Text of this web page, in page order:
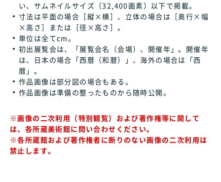
い、サムネイルサイズ（32,400画素）以下で掲載。
寸法は平面の場合［縦×横］、立体の場合は［奥行×幅
×高さ］または［径×高さ］。
単位は全てcm。
初出展覧会は、「展覧会名（会場）、開催年」。開催年
は、日本の場合「西暦（和暦）」、海外の場合は「西
暦」。
作品画像は部分図の場合もある。
作品画像は準備の整ったものから随時公開。
※画像の二次利用（特別観覧）および著作権等に関して
は、各所蔵美術館に問い合わせください。
※各所蔵館および著作権者に断りのない画像の二次利用は
禁止します。